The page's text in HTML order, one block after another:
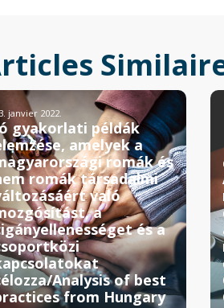
janvier 2022.
gyakorlati példák
amelyek a
romák és
romák társadalmi
való
a
és a
Analysis of best
from Hungary